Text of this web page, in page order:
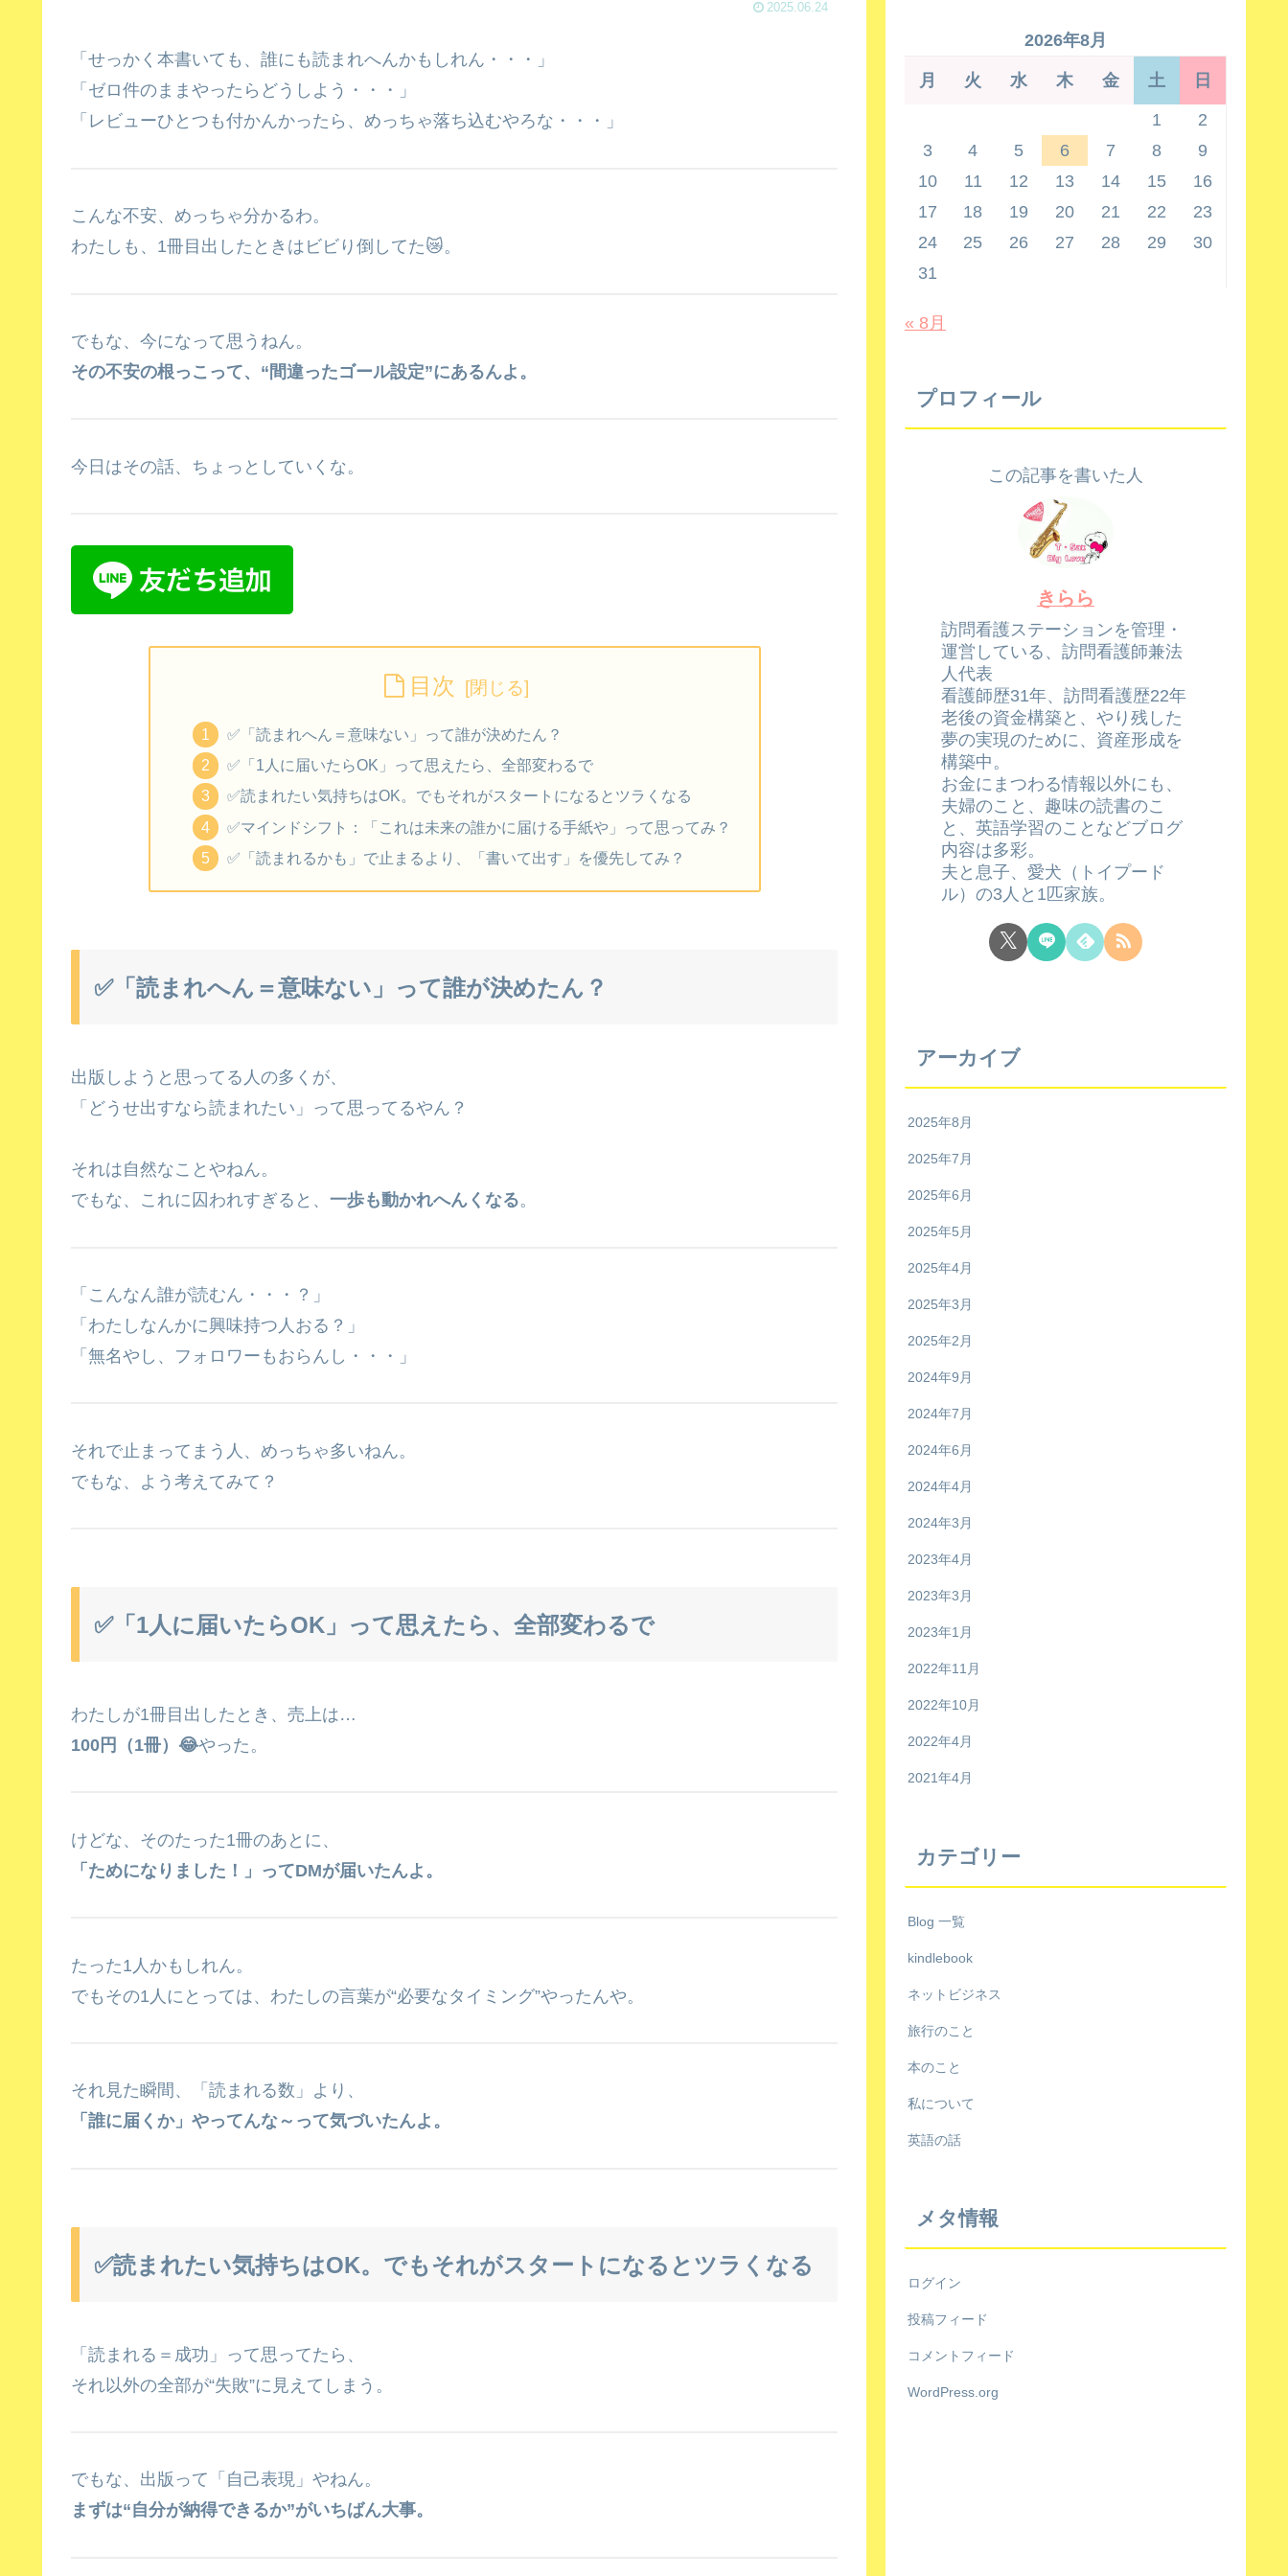
2025.06.24
「せっかく本書いても、誰にも読まれへんかもしれん・・・」
「ゼロ件のままやったらどうしよう・・・」
「レビューひとつも付かんかったら、めっちゃ落ち込むやろな・・・」
こんな不安、めっちゃ分かるわ。
わたしも、1冊目出したときはビビり倒してた😿。
でもな、今になって思うねん。
その不安の根っこって、“間違ったゴール設定”にあるんよ。
今日はその話、ちょっとしていくな。
目次
✅「読まれへん＝意味ない」って誰が決めたん？
✅「1人に届いたらOK」って思えたら、全部変わるで
✅読まれたい気持ちはOK。でもそれがスタートになるとツラくなる
✅マインドシフト：「これは未来の誰かに届ける手紙や」って思ってみ？
✅「読まれるかも」で止まるより、「書いて出す」を優先してみ？
✅「読まれへん＝意味ない」って誰が決めたん？
出版しようと思ってる人の多くが、
「どうせ出すなら読まれたい」って思ってるやん？
それは自然なことやねん。
でもな、これに囚われすぎると、 一歩も動かれへんくなる。
「こんなん誰が読むん・・・？」
「わたしなんかに興味持つ人おる？」
「無名やし、フォロワーもおらんし・・・」
それで止まってまう人、めっちゃ多いねん。
でもな、よう考えてみて？
✅「1人に届いたらOK」って思えたら、全部変わるで
わたしが1冊目出したとき、売上は…
100円（1冊）😂やった。
けどな、そのたった1冊のあとに、
「ためになりました！」ってDMが届いたんよ。
たった1人かもしれん。
でもその1人にとっては、わたしの言葉が“必要なタイミング”やったんや。
それ見た瞬間、「読まれる数」より、
「誰に届くか」やってんな～って気づいたんよ。
✅読まれたい気持ちはOK。でもそれがスタートになるとツラくなる
「読まれる＝成功」って思ってたら、
それ以外の全部が“失敗”に見えてしまう。
でもな、出版って「自己表現」やねん。
まずは“自分が納得できるか”がいちばん大事。
2026年8月
月 火 水 木 金 土 日
1
2
3
4 5 6 7 8
9
10
11 12 13 14 15
16
17
18 19 20 21 22
23
24
25 26 27 28 29
30
31
« 8月
プロフィール
この記事を書いた人
きらら
訪問看護ステーションを管理・
運営している、訪問看護師兼法
人代表
看護師歴31年、訪問看護歴22年
老後の資金構築と、やり残した
夢の実現のために、資産形成を
構築中。
お金にまつわる情報以外にも、
夫婦のこと、趣味の読書のこ
と、英語学習のことなどブログ
内容は多彩。
夫と息子、愛犬（トイプード
ル）の3人と1匹家族。
アーカイブ
2025年8月
2025年7月
2025年6月
2025年5月
2025年4月
2025年3月
2025年2月
2024年9月
2024年7月
2024年6月
2024年4月
2024年3月
2023年4月
2023年3月
2023年1月
2022年11月
2022年10月
2022年4月
2021年4月
カテゴリー
Blog 一覧
kindlebook
ネットビジネス
旅行のこと
本のこと
私について
英語の話
メタ情報
ログイン
投稿フィード
コメントフィード
WordPress.org